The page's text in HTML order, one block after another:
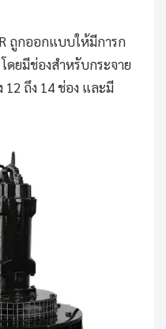
ถูกออกแบบให้มีการก
ดยมีช่องสำหรับกระจาย
ถึง 14 ช่อง และมี